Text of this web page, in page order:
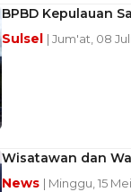
BPBD Kepulauan
Sulsel | Jum'at, 08
Wisatawan dan
News | Minggu, 15